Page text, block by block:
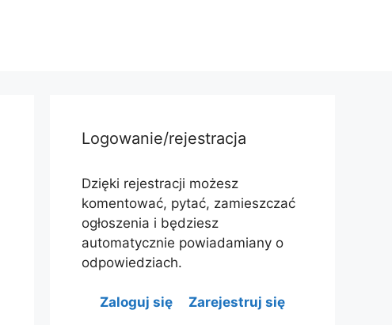
Logowanie/rejestracja
Dzięki rejestracji możesz
komentować, pytać, zamieszczać
ogłoszenia i będziesz
automatycznie powiadamiany o
odpowiedziach.
Zaloguj się Zarejestruj się